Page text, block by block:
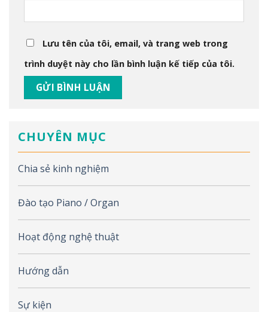
CHUYÊN MỤC
Chia sẻ kinh nghiệm
Đào tạo Piano / Organ
Hoạt động nghệ thuật
Hướng dẫn
Sự kiện
Lưu tên của tôi, email, và trang web trong
trình duyệt này cho lần bình luận kế tiếp của tôi.